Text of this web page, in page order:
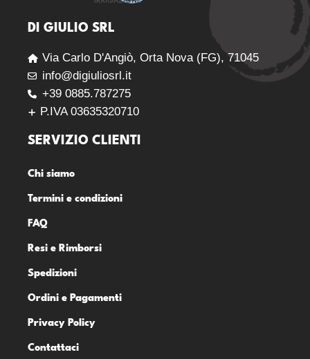
DI GIULIO SRL
Via Carlo D'Angiò, Orta Nova (FG), 71045
info@digiuliosrl.it
+39 0885.787275
P.IVA 03635320710
SERVIZIO CLIENTI
Chi siamo
Termini e condizioni
FAQ
Resi e Rimborsi
Spedizioni
Ordini e Pagamenti
Privacy Policy
Contattaci